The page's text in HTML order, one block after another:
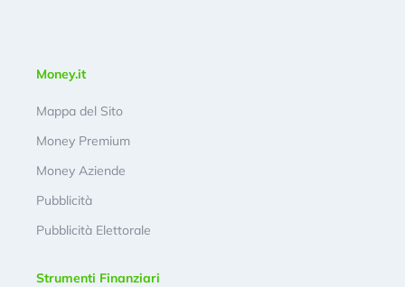
Money.it
Mappa del Sito
Money Premium
Money Aziende
Pubblicità
Pubblicità Elettorale
Strumenti Finanziari